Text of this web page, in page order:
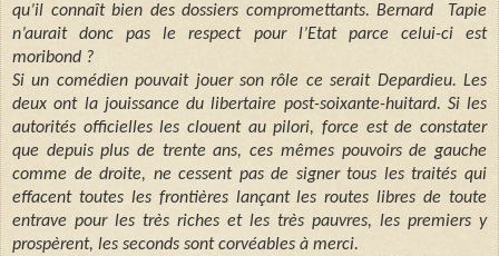
qu’il connaît bien des dossiers compromettants. Bernard Tapie
n’aurait donc pas le respect pour l’Etat parce celui-ci est
moribond ?
Si un comédien pouvait jouer son rôle ce serait Depardieu. Les
deux ont la jouissance du libertaire post-soixante-huitard. Si les
autorités officielles les clouent au pilori, force est de constater
que depuis plus de trente ans, ces mêmes pouvoirs de gauche
comme de droite, ne cessent pas de signer tous les traités qui
effacent toutes les frontières lançant les routes libres de toute
entrave pour les très riches et les très pauvres, les premiers y
prospèrent, les seconds sont corvéables à merci.